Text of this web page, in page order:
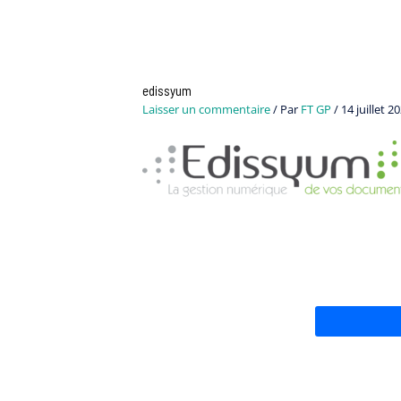
edissyum
Laisser un commentaire/ Par FT GP / 14 juillet